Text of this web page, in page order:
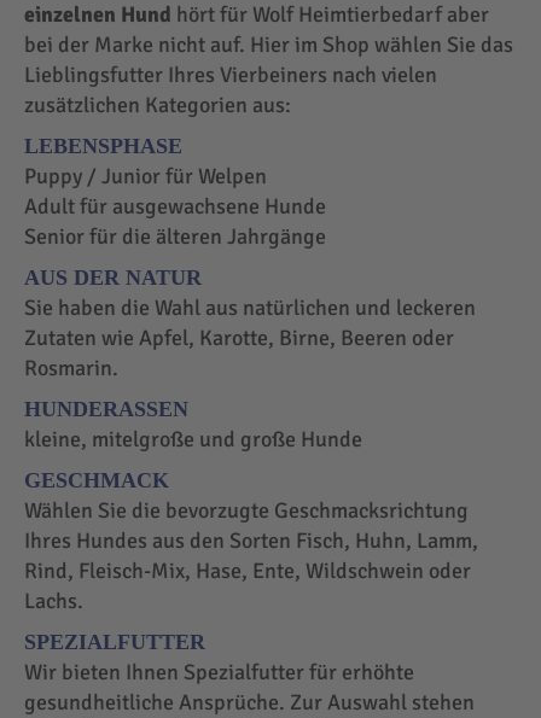
einzelnen Hund hört für Wolf Heimtierbedarf aber
bei der Marke nicht auf. Hier im Shop wählen Sie das
Lieblingsfutter Ihres Vierbeiners nach vielen
zusätzlichen Kategorien aus:
LEBENSPHASE
Puppy / Junior für Welpen
Adult für ausgewachsene Hunde
Senior für die älteren Jahrgänge
AUS DER NATUR
Sie haben die Wahl aus natürlichen und leckeren
Zutaten wie Apfel, Karotte, Birne, Beeren oder
Rosmarin.
HUNDERASSEN
kleine, mitelgroße und große Hunde
GESCHMACK
Wählen Sie die bevorzugte Geschmacksrichtung
Ihres Hundes aus den Sorten Fisch, Huhn, Lamm,
Rind, Fleisch-Mix, Hase, Ente, Wildschwein oder
Lachs.
SPEZIALFUTTER
Wir bieten Ihnen Spezialfutter für erhöhte
gesundheitliche Ansprüche. Zur Auswahl stehen